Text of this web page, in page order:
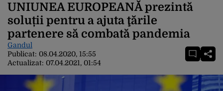
UNIUNEA EUROPEANĂ prezintă
soluții pentru a ajuta ţările
partenere să combată pandemia
Gandul
Publicat: 08.04.2020, 15:55
Actualizat: 07.04.2021, 01:54